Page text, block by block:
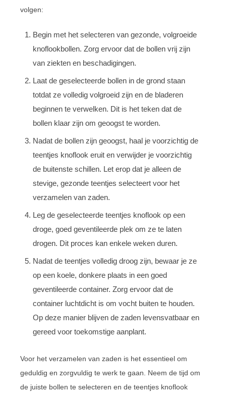
volgen:
Begin met het selecteren van gezonde, volgroeide
knoflookbollen. Zorg ervoor dat de bollen vrij zijn
van ziekten en beschadigingen.
Laat de geselecteerde bollen in de grond staan
totdat ze volledig volgroeid zijn en de bladeren
beginnen te verwelken. Dit is het teken dat de
bollen klaar zijn om geoogst te worden.
Nadat de bollen zijn geoogst, haal je voorzichtig de
teentjes knoflook eruit en verwijder je voorzichtig
de buitenste schillen. Let erop dat je alleen de
stevige, gezonde teentjes selecteert voor het
verzamelen van zaden.
Leg de geselecteerde teentjes knoflook op een
droge, goed geventileerde plek om ze te laten
drogen. Dit proces kan enkele weken duren.
Nadat de teentjes volledig droog zijn, bewaar je ze
op een koele, donkere plaats in een goed
geventileerde container. Zorg ervoor dat de
container luchtdicht is om vocht buiten te houden.
Op deze manier blijven de zaden levensvatbaar en
gereed voor toekomstige aanplant.
Voor het verzamelen van zaden is het essentieel om
geduldig en zorgvuldig te werk te gaan. Neem de tijd om
de juiste bollen te selecteren en de teentjes knoflook